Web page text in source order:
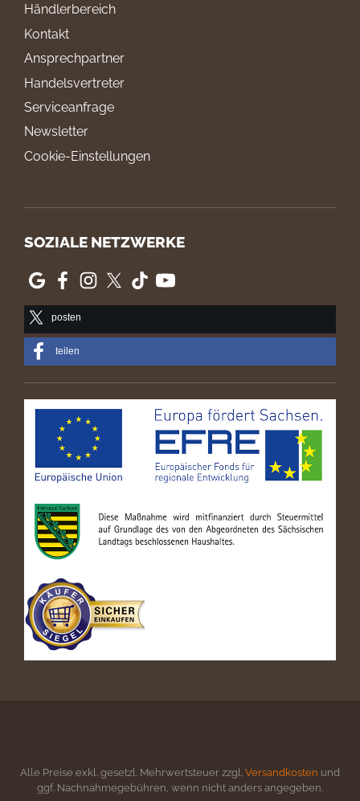
Händlerbereich
Kontakt
Ansprechpartner
Handelsvertreter
Serviceanfrage
Newsletter
Cookie-Einstellungen
SOZIALE NETZWERKE
posten
teilen
Alle Preise exkl. gesetzl. Mehrwertsteuer zzgl. Versandkosten und
ggf. Nachnahmegebühren, wenn nicht anders angegeben.